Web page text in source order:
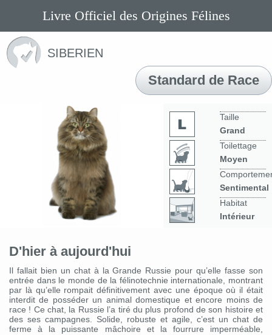
Livre Officiel des Origines Félines
SIBERIEN
Standard de Race
Taille
Grand
Toilettage
Moyen
Sentimental
Habitat
Intérieur
D'hier à aujourd'hui
Il fallait bien un chat à la Grande Russie pour qu’elle fasse son
entrée dans le monde de la félinotechnie internationale, montrant
par là qu’elle rompait définitivement avec une époque où il était
interdit de posséder un animal domestique et encore moins de
race ! Ce chat, la Russie l’a tiré du plus profond de son histoire et
des ses campagnes. Solide, robuste et agile, c’est un chat de
ferme à la puissante mâchoire et la fourrure imperméable,